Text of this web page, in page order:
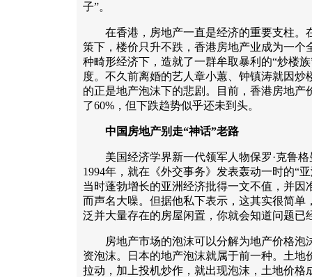
子”。
在香港，房地产一直是经济的重要支柱。
策下，楼价只升不跌，香港房地产业成为一个
种畸形经济下，造就了一群牟取暴利的“炒楼
度。不久前离婚的艺人章小蕙、钟镇涛就因炒
的正是地产泡沫下的悲剧。目前，香港房地产
了60%，但下跌趋势似乎还未到头。
中国房地产别走“神话”老路
美国经济学界新一代领军人物保罗·克鲁格
1994年，就在《外交事务》发表轰动一时的“
当时蓬勃增长的亚洲经济批得一文不值，并因
而声名大噪。但据他私下表示，这其实很简单
泛并大量存在的房屋闲置，你就会知道问题已
房地产市场的泡沫可以分解为地产价格泡
资泡沫。日本的地产泡沫就属于前一种。土地
拉动，加上投机炒作，就出现泡沫，土地价格